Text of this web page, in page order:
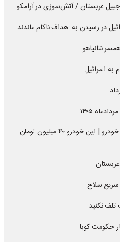
عربستان / آتش‌سوزی در آرامکو
در رسیدن به اهداف ناکام ماندند
نتانیاهو
به اسرائیل
ریزش سنگین قیمت‌ها در بازار خودرو | این خودرو ۴۰ میلیون تومان
سریع سلاح
نکنید
حکومت کوبا